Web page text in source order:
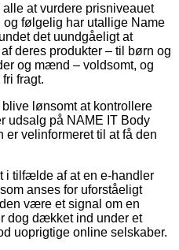
at vurdere prisniveauet
og følgelig har utallige Name
det uundgåeligt at
deres produkter – til børn og
og mænd – voldsomt, og
fragt.
lønsomt at kontrollere
udsalg på NAME IT Body
er velinformeret til at få den
i tilfælde af at en e-handler
anses for uforståeligt
være et signal om en
dog dækket ind under et
uoprigtige online selskaber.